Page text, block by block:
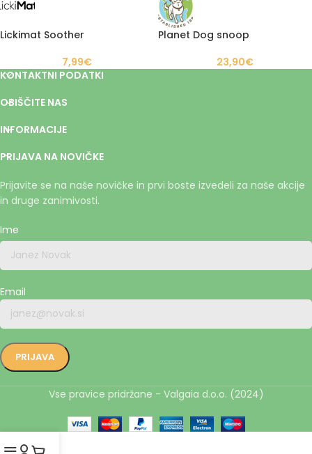
Lickimat Soother
7,99€
Planet Dog snoop
23,90€
KONTAKTNI PODATKI
OBIŠČITE NAS
INFORMACIJE
PRIJAVA NA NOVIČKE
Prijavite se na naše novičke in prvi boste izvedeli za naše akcije
in druge zanimivosti.
Ime
Email
Vse pravice pridržane - Valgaia d.o.o. (2024)